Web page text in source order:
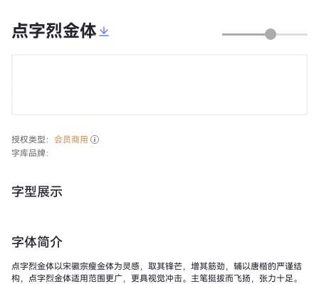
点字烈金体
授权类型： 会员商用
字库品牌：
字型展示
字体简介
点字烈金体以宋徽宗瘦金体为灵感，取其锋芒，增其筋劲，辅以唐楷的严谨结
构，点字烈金体适用范围更广，更具视觉冲击。主笔挺拔而飞扬，张力十足。